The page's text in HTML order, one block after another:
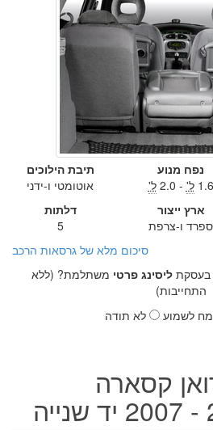
נפח מנוע
1.6 ל' - 2.0 ל'
תיבת הילוכים
אוטומטי ו-ידני
ארץ ייצור
ספרד ו-צרפת
דלתות
5
סיכום מלא של גרסאות הרכב
בעסקת ליסינג פרטי משתלמת? (ללא
התחייבות)
לשמוע
לא תודה
קסארה